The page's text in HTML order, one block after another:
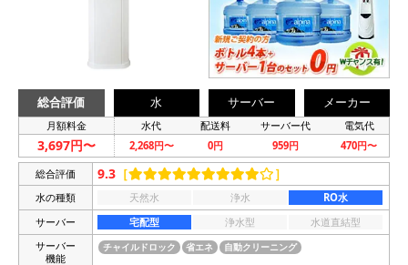
総合評価 水 サーバー メーカー
月額料金 水代 配送料 サーバー代 電気代
3,697円〜 2,268円〜 0円 959円 470円〜
総合評価 9.3 ［ ］
水の種類 天然水 浄水
RO水
サーバー
宅配型 浄水型
水道直結型
サーバー
機能
チャイルドロック 省エネ 自動クリーニング